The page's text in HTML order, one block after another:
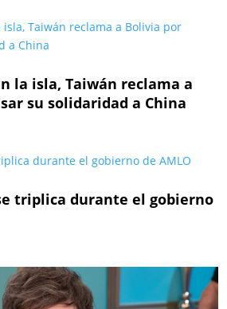
la isla, Taiwán reclama a
su solidaridad a China
triplica durante el gobierno